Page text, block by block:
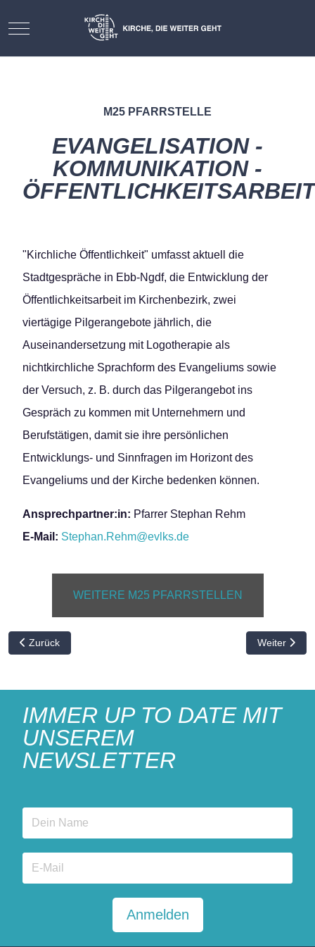
Mobile Menu Toggle
M25 PFARRSTELLE
EVANGELISATION -
KOMMUNIKATION -
ÖFFENTLICHKEITSARBEIT
"Kirchliche Öffentlichkeit" umfasst aktuell die
Stadtgespräche in Ebb-Ngdf, die Entwicklung der
Öffentlichkeitsarbeit im Kirchenbezirk, zwei
viertägige Pilgerangebote jährlich, die
Auseinandersetzung mit Logotherapie als
nichtkirchliche Sprachform des Evangeliums sowie
der Versuch, z. B. durch das Pilgerangebot ins
Gespräch zu kommen mit Unternehmern und
Berufstätigen, damit sie ihre persönlichen
Entwicklungs- und Sinnfragen im Horizont des
Evangeliums und der Kirche bedenken können.
Ansprechpartner:in: Pfarrer Stephan Rehm
E-Mail: Stephan.Rehm@evlks.de
WEITERE M25 PFARRSTELLEN
Vorheriger Beitrag: Projektinformationen: DRESDNER59
Zurück Nächster
Weiter
IMMER UP TO DATE MIT
UNSEREM
NEWSLETTER
Anmelden